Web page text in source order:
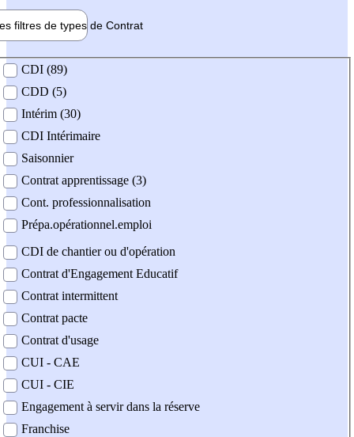
filtres de types de Contrat
contrat
CDI (89)
CDD (5)
Intérim (30)
CDI Intérimaire
Saisonnier
Contrat apprentissage (3)
Cont. professionnalisation
Prépa.opérationnel.emploi
CDI de chantier ou d'opération
Contrat d'Engagement Educatif
Contrat intermittent
Contrat pacte
Contrat d'usage
CUI - CAE
CUI - CIE
Engagement à servir dans la réserve
Franchise